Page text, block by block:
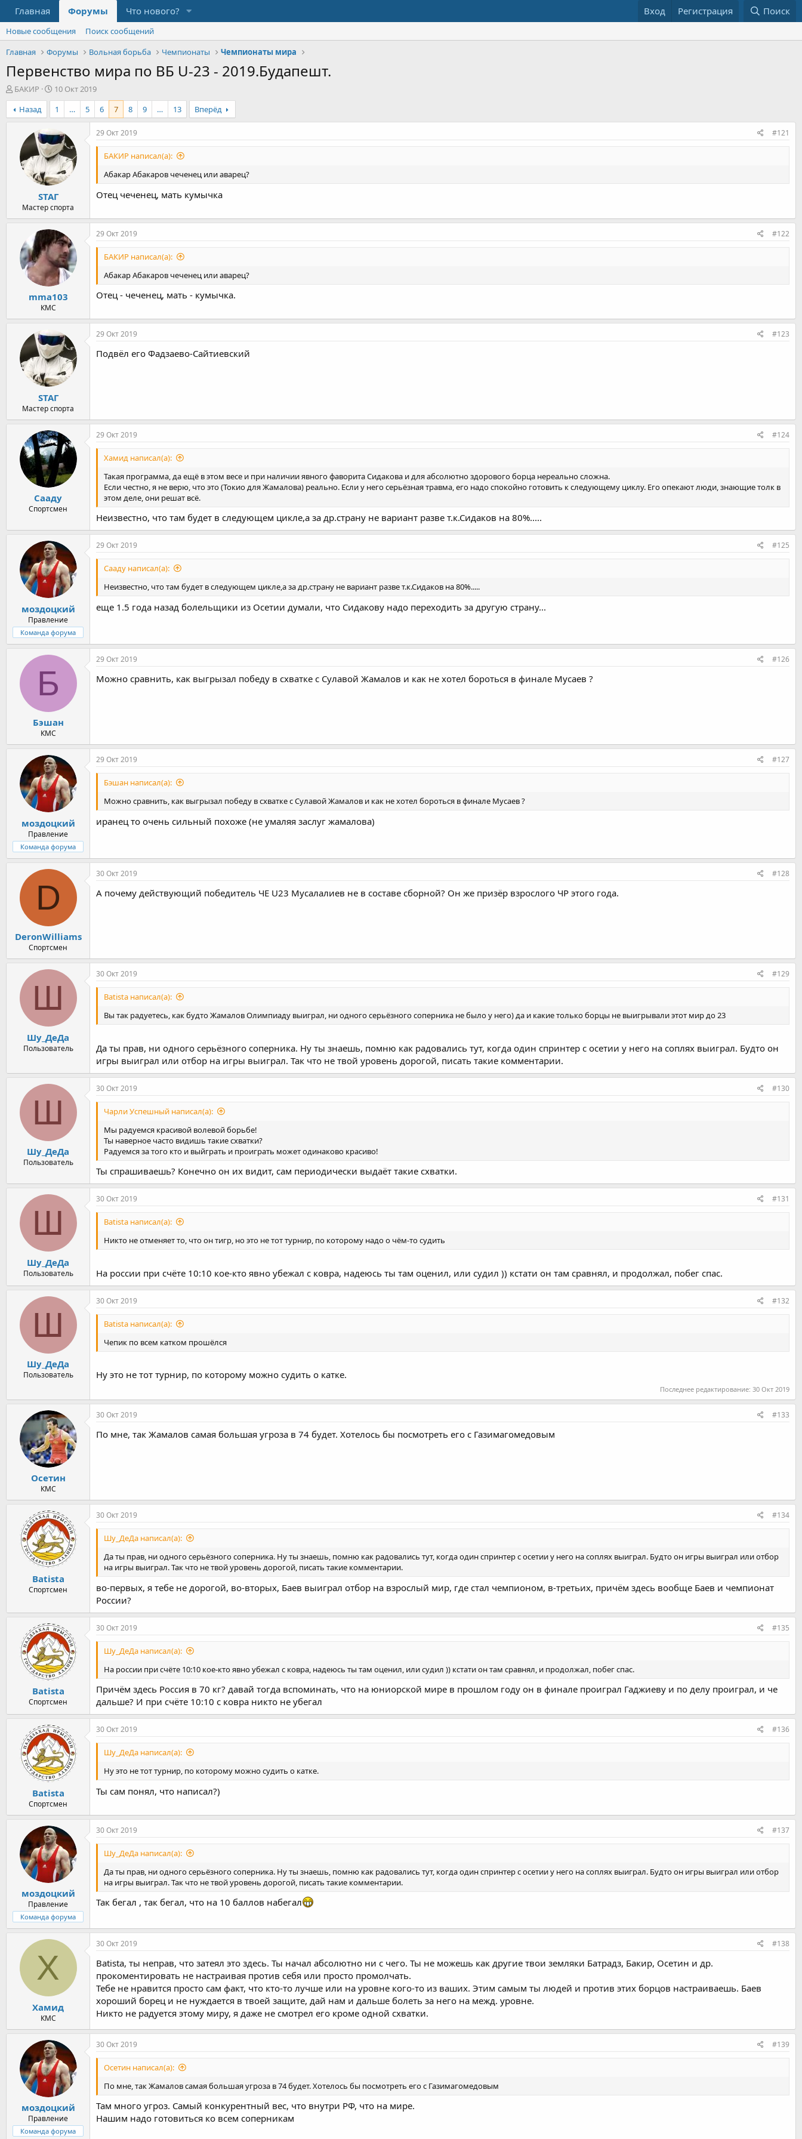
Главная Форумы Что нового? Вход Регистрация Поиск
Новые сообщения
Поиск сообщений
Главная
Форумы Вольная борьба Чемпионаты Чемпионаты мира
Первенство мира по ВБ U-23 - 2019.Будапешт.
А
в
т
о
БАКИР
Д
а
т
а
н
а
ч
а
л
а
10 Окт 2019
Назад
1 … 5 6 7 8 9 … 13 Вперёд
STAГ
Мастер спорта
29 Окт 2019 #121
БАКИР написал(а):
Абакар Абакаров чеченец или аварец?
Отец чеченец, мать кумычка
mma103
КМС
29 Окт 2019 #122
БАКИР написал(а):
Абакар Абакаров чеченец или аварец?
Отец - чеченец, мать - кумычка.
STAГ
Мастер спорта
29 Окт 2019 #123
Подвёл его Фадзаево-Сайтиевский
Сааду
Спортсмен
29 Окт 2019 #124
Хамид написал(а):
Такая программа, да ещё в этом весе и при наличии явного фаворита Сидакова и для абсолютно здорового борца нереально сложна.
Если честно, я не верю, что это (Токио для Жамалова) реально. Если у него серьёзная травма, его надо спокойно готовить к следующему циклу. Его опекают люди, знающие толк в
этом деле, они решат всё.
Неизвестно, что там будет в следующем цикле,а за др.страну не вариант разве т.к.Сидаков на 80%.....
моздоцкий
Правление
Команда форума
29 Окт 2019 #125
Сааду написал(а):
Неизвестно, что там будет в следующем цикле,а за др.страну не вариант разве т.к.Сидаков на 80%.....
еще 1.5 года назад болельщики из Осетии думали, что Сидакову надо переходить за другую страну...
Б
Бэшан
КМС
29 Окт 2019 #126
Можно сравнить, как выгрызал победу в схватке с Сулавой Жамалов и как не хотел бороться в финале Мусаев ?
моздоцкий
Правление
Команда форума
29 Окт 2019 #127
Бэшан написал(а):
Можно сравнить, как выгрызал победу в схватке с Сулавой Жамалов и как не хотел бороться в финале Мусаев ?
иранец то очень сильный похоже (не умаляя заслуг жамалова)
D
DeronWilliams
Спортсмен
30 Окт 2019 #128
А почему действующий победитель ЧЕ U23 Мусалалиев не в составе сборной? Он же призёр взрослого ЧР этого года.
Ш
Шу_ДеДа
Пользователь
30 Окт 2019 #129
Batista написал(а):
Вы так радуетесь, как будто Жамалов Олимпиаду выиграл, ни одного серьёзного соперника не было у него) да и какие только борцы не выигрывали этот мир до 23
Да ты прав, ни одного серьёзного соперника. Ну ты знаешь, помню как радовались тут, когда один спринтер с осетии у него на соплях выиграл. Будто он
игры выиграл или отбор на игры выиграл. Так что не твой уровень дорогой, писать такие комментарии.
Ш
Шу_ДеДа
Пользователь
30 Окт 2019 #130
Чарли Успешный написал(а):
Мы радуемся красивой волевой борьбе!
Ты наверное часто видишь такие схватки?
Радуемся за того кто и выйграть и проиграть может одинаково красиво!
Ты спрашиваешь? Конечно он их видит, сам периодически выдаёт такие схватки.
Ш
Шу_ДеДа
Пользователь
30 Окт 2019 #131
Batista написал(а):
Никто не отменяет то, что он тигр, но это не тот турнир, по которому надо о чём-то судить
На россии при счёте 10:10 кое-кто явно убежал с ковра, надеюсь ты там оценил, или судил )) кстати он там сравнял, и продолжал, побег спас.
Ш
Шу_ДеДа
Пользователь
30 Окт 2019 #132
Batista написал(а):
Чепик по всем катком прошёлся
Ну это не тот турнир, по которому можно судить о катке.
Последнее редактирование: 30 Окт 2019
Осетин
КМС
30 Окт 2019 #133
По мне, так Жамалов самая большая угроза в 74 будет. Хотелось бы посмотреть его с Газимагомедовым
Batista
Спортсмен
30 Окт 2019 #134
Шу_ДеДа написал(а):
Да ты прав, ни одного серьёзного соперника. Ну ты знаешь, помню как радовались тут, когда один спринтер с осетии у него на соплях выиграл. Будто он игры выиграл или отбор
на игры выиграл. Так что не твой уровень дорогой, писать такие комментарии.
во-первых, я тебе не дорогой, во-вторых, Баев выиграл отбор на взрослый мир, где стал чемпионом, в-третьих, причём здесь вообще Баев и чемпионат
России?
Batista
Спортсмен
30 Окт 2019 #135
Шу_ДеДа написал(а):
На россии при счёте 10:10 кое-кто явно убежал с ковра, надеюсь ты там оценил, или судил )) кстати он там сравнял, и продолжал, побег спас.
Причём здесь Россия в 70 кг? давай тогда вспоминать, что на юниорской мире в прошлом году он в финале проиграл Гаджиеву и по делу проиграл, и че
дальше? И при счёте 10:10 с ковра никто не убегал
Batista
Спортсмен
30 Окт 2019 #136
Шу_ДеДа написал(а):
Ну это не тот турнир, по которому можно судить о катке.
Ты сам понял, что написал?)
моздоцкий
Правление
Команда форума
30 Окт 2019 #137
Шу_ДеДа написал(а):
Да ты прав, ни одного серьёзного соперника. Ну ты знаешь, помню как радовались тут, когда один спринтер с осетии у него на соплях выиграл. Будто он игры выиграл или отбор
на игры выиграл. Так что не твой уровень дорогой, писать такие комментарии.
Так бегал , так бегал, что на 10 баллов набегал
Х
Хамид
КМС
30 Окт 2019 #138
Batista, ты неправ, что затеял это здесь. Ты начал абсолютно ни с чего. Ты не можешь как другие твои земляки Батрадз, Бакир, Осетин и др.
прокоментировать не настраивая против себя или просто промолчать.
Тебе не нравится просто сам факт, что кто-то лучше или на уровне кого-то из ваших. Этим самым ты людей и против этих борцов настраиваешь. Баев
хороший борец и не нуждается в твоей защите, дай нам и дальше болеть за него на межд. уровне.
Никто не радуется этому миру, я даже не смотрел его кроме одной схватки.
моздоцкий
Правление
Команда форума
30 Окт 2019 #139
Осетин написал(а):
По мне, так Жамалов самая большая угроза в 74 будет. Хотелось бы посмотреть его с Газимагомедовым
Там много угроз. Самый конкурентный вес, что внутри РФ, что на мире.
Нашим надо готовиться ко всем соперникам